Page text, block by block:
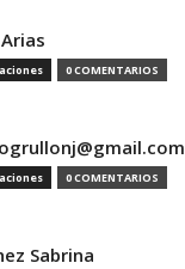
0 COMENTARIOS
0 COMENTARIOS
Sabrina